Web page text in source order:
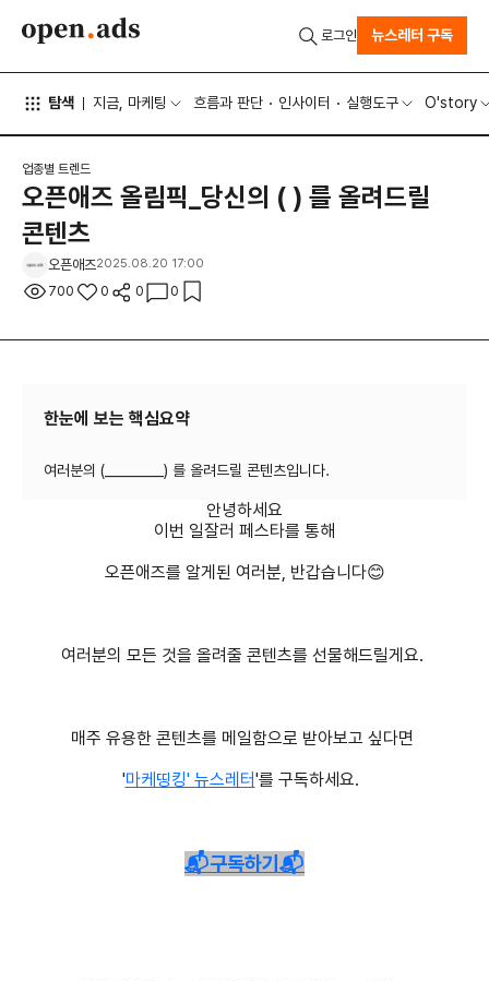
탐색 지금, 마케팅 흐름과 판단 인사이터 실행도구 O'story
로그인 뉴스레터 구독
업종별 트렌드
오픈애즈 올림픽_당신의 ( ) 를 올려드릴
콘텐츠
오픈애즈2025.08.20 17:00
700 0 0 0
한눈에 보는 핵심요약
안녕하세요
이번 일잘러 페스타를 통해
오픈애즈를 알게된 여러분, 반갑습니다😊
여러분의 모든 것을 올려줄 콘텐츠를 선물해드릴게요.
매주 유용한 콘텐츠를 메일함으로 받아보고 싶다면
'마케띵킹' 뉴스레터'를 구독하세요.
📬구독하기📬